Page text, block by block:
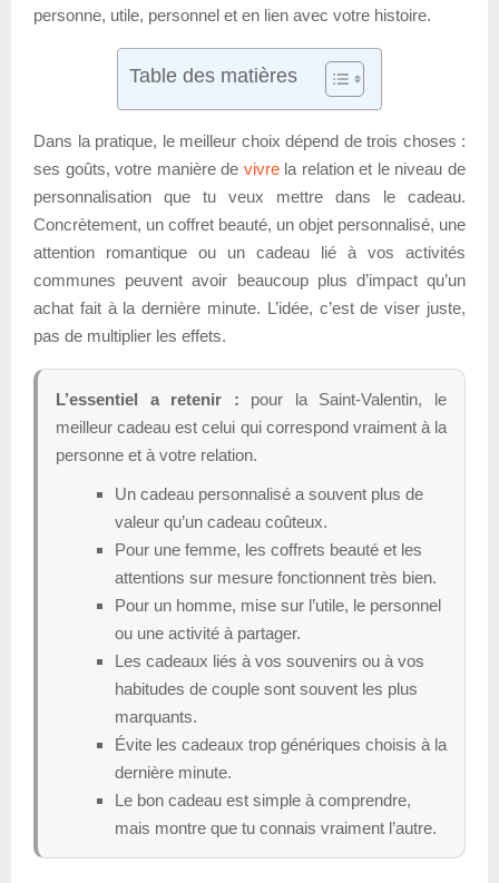
personne, utile, personnel et en lien avec votre histoire.
Table des matières
Dans la pratique, le meilleur choix dépend de trois choses :
ses goûts, votre manière de vivrela relation et le niveau de
personnalisation que tu veux mettre dans le cadeau.
Concrètement, un coffret beauté, un objet personnalisé, une
attention romantique ou un cadeau lié à vos activités
communes peuvent avoir beaucoup plus d’impact qu’un
achat fait à la dernière minute. L’idée, c’est de viser juste,
pas de multiplier les effets.
L’essentiel a retenir : pour la Saint-Valentin, le
meilleur cadeau est celui qui correspond vraiment à la
personne et à votre relation.
Un cadeau personnalisé a souvent plus de
valeur qu’un cadeau coûteux.
Pour une femme, les coffrets beauté et les
attentions sur mesure fonctionnent très bien.
Pour un homme, mise sur l’utile, le personnel
ou une activité à partager.
Les cadeaux liés à vos souvenirs ou à vos
habitudes de couple sont souvent les plus
marquants.
Évite les cadeaux trop génériques choisis à la
dernière minute.
Le bon cadeau est simple à comprendre,
mais montre que tu connais vraiment l’autre.